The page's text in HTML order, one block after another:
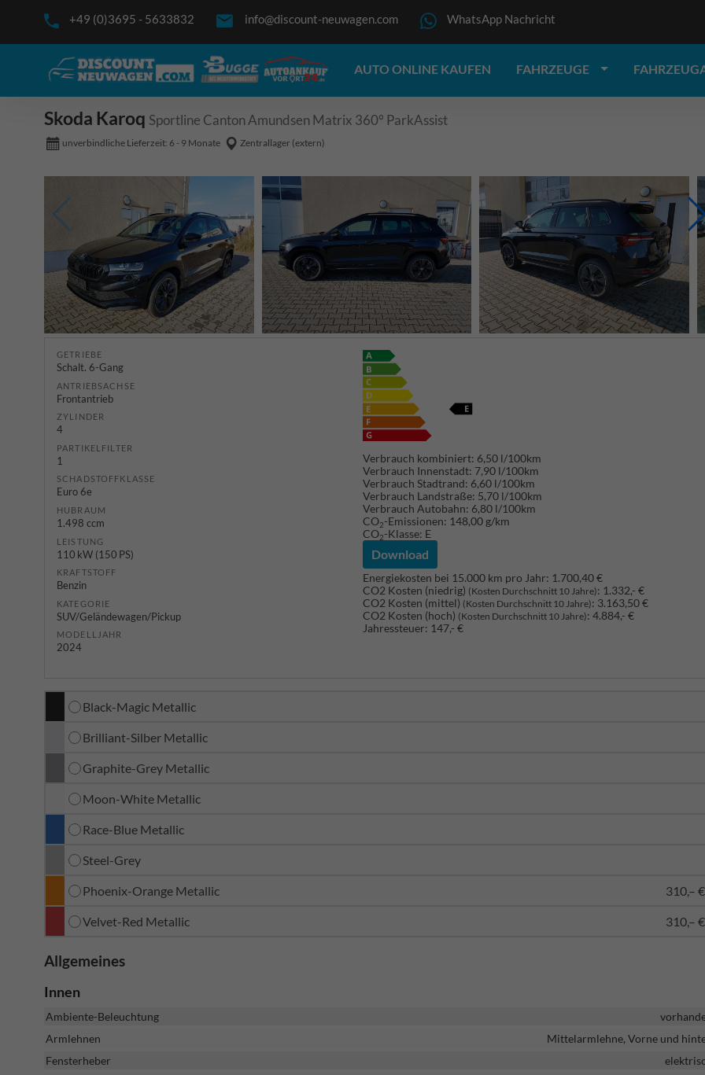
+49 (0)3695 - 5633832 info@discount-neuwagen.com WhatsApp Nachricht
AUTO ONLINE KAUFEN FAHRZEUGE
Skoda Karoq Sportline Canton Amundsen Matrix 360° ParkAssist
unverbindliche Lieferzeit: 6 - 9 Monate Zentrallager (extern)
GETRIEBE
Schalt. 6-Gang
ANTRIEBSACHSE
Frontantrieb
ZYLINDER
4
PARTIKELFILTER
1
SCHADSTOFFKLASSE
Euro 6e
HUBRAUM
1.498 ccm
LEISTUNG
110 kW (150 PS)
KRAFTSTOFF
Benzin
KATEGORIE
SUV/Geländewagen/Pickup
MODELLJAHR
2024
Verbrauch kombiniert: 6,50 l/100km
Verbrauch Innenstadt: 7,90 l/100km
Verbrauch Stadtrand: 6,60 l/100km
Verbrauch Landstraße: 5,70 l/100km
Verbrauch Autobahn: 6,80 l/100km
CO2-Emissionen: 148,00 g/km
CO2-Klasse: E
Download
Energiekosten bei 15.000 km pro Jahr: 1.700,40 €
CO2 Kosten (niedrig) (Kosten Durchschnitt 10 Jahre): 1.332,- €
CO2 Kosten (mittel) (Kosten Durchschnitt 10 Jahre): 3.163,50 €
CO2 Kosten (hoch) (Kosten Durchschnitt 10 Jahre): 4.884,- €
Jahressteuer: 147,- €
Black-Magic Metallic
Brilliant-Silber Metallic
Graphite-Grey Metallic
Moon-White Metallic
Race-Blue Metallic
Steel-Grey
Phoenix-Orange Metallic 310,– €
Velvet-Red Metallic 310,– €
Allgemeines
Innen
Ambiente-Beleuchtung
Armlehnen
Mittelarmlehne, Vorne und
Fensterheber